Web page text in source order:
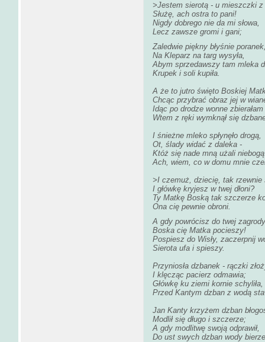
>Jestem sierotą - u mieszczki z
Służę, ach ostra to pani!
Nigdy dobrego nie da mi słowa,
Lecz zawsze gromi i gani;
Zaledwie piękny błyśnie
Na Kleparz na targ wysyła,
Abym sprzedawszy tam mleka
Krupek i soli kupiła.
A że to jutro święto Boskiej
Chcąc przybrać obraz jej w
Idąc po drodze wonne
Wtem z ręki wymknął się
I śnieżne mleko spłynęło drogą,
Ot, ślady widać z daleka -
Któż się nade mną użali
Ach, wiem, co w domu mnie
>I czemuż, dziecię, tak rzewnie
I główkę kryjesz w twej dłoni?
Ty Matkę Boską tak szczerze
Ona cię pewnie obroni.
A gdy powrócisz do twej
Boska cię Matka pocieszy!
Pospiesz do Wisły, zaczerpnij
Sierota ufa i spieszy.
Przyniosła dzbanek - rączki
I klęcząc pacierz odmawia;
Główkę ku ziemi kornie schyliła,
Przed Kantym dzban z wodą
Jan Kanty krzyżem dzban
Modlił się długo i szczerze;
A gdy modlitwę swoją odprawił,
Do ust swych dzban wody